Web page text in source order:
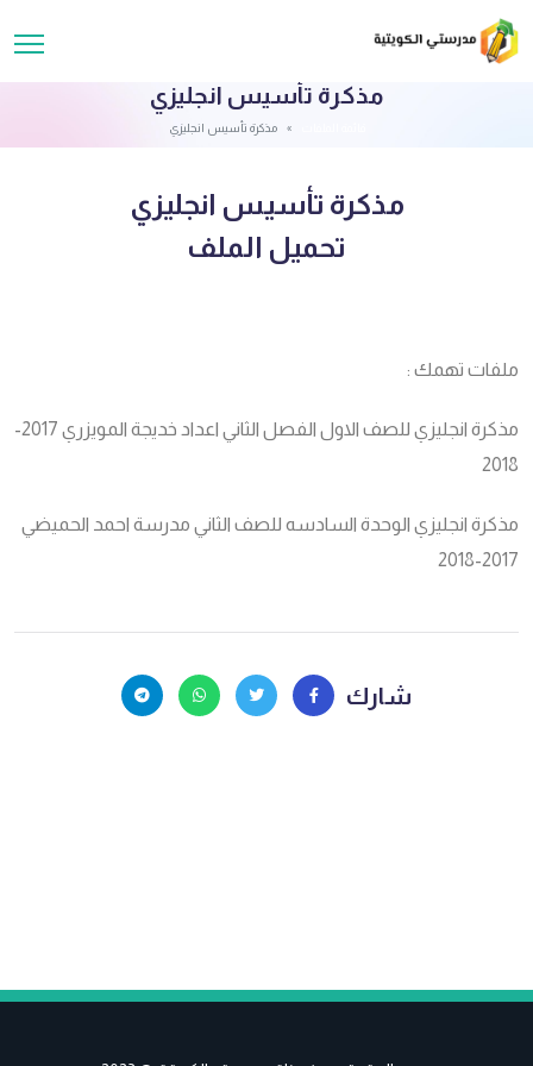
مذكرة تأسيس انجليزي
مذكرة تأسيس انجليزي
مذكرة تأسيس انجليزي
تحميل الملف
ملفات تهمك :
مذكرة انجليزي للصف الاول الفصل الثاني اعداد خديجة المويزري 2017-
2018
مذكرة انجليزي الوحدة السادسه للصف الثاني مدرسة احمد الحميضي
2017-2018
شارك